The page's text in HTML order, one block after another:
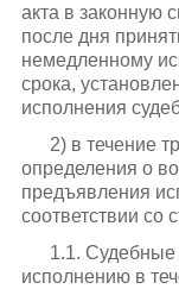
акта в законную
после дня
немедленному
срока,
исполнения
2) в течение
определения о
предъявления
соответствии со
1.1. Судебные
исполнению в